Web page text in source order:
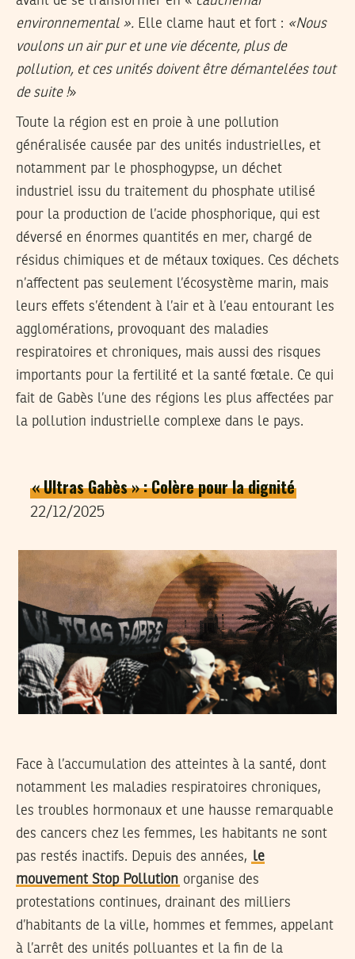
environnemental ». Elle clame haut et fort : «Nous
voulons un air pur et une vie décente, plus de
pollution, et ces unités doivent être démantelées tout
de suite !»
Toute la région est en proie à une pollution
généralisée causée par des unités industrielles, et
notamment par le phosphogypse, un déchet
industriel issu du traitement du phosphate utilisé
pour la production de l’acide phosphorique, qui est
déversé en énormes quantités en mer, chargé de
résidus chimiques et de métaux toxiques. Ces déchets
n’affectent pas seulement l’écosystème marin, mais
leurs effets s’étendent à l’air et à l’eau entourant les
agglomérations, provoquant des maladies
respiratoires et chroniques, mais aussi des risques
importants pour la fertilité et la santé fœtale. Ce qui
fait de Gabès l’une des régions les plus affectées par
la pollution industrielle complexe dans le pays.
« Ultras Gabès » : Colère pour la dignité
22/12/2025
Face à l’accumulation des atteintes à la santé, dont
notamment les maladies respiratoires chroniques,
les troubles hormonaux et une hausse remarquable
des cancers chez les femmes, les habitants ne sont
pas restés inactifs. Depuis des années, le
mouvement Stop Pollution organise des
protestations continues, drainant des milliers
d’habitants de la ville, hommes et femmes, appelant
à l’arrêt des unités polluantes et la fin de la